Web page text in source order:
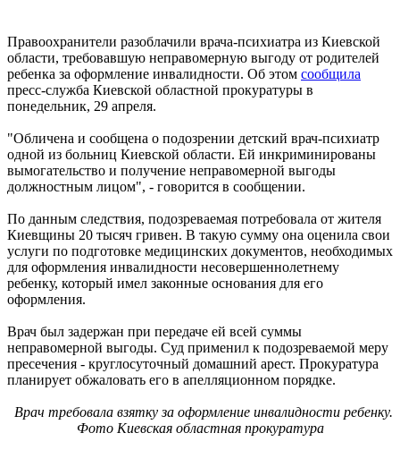
Правоохранители разоблачили врача-психиатра из Киевской
области, требовавшую неправомерную выгоду от родителей
ребенка за оформление инвалидности. Об этом сообщила
пресс-служба Киевской областной прокуратуры в
понедельник, 29 апреля.
"Обличена и сообщена о подозрении детский врач-психиатр
одной из больниц Киевской области. Ей инкриминированы
вымогательство и получение неправомерной выгоды
должностным лицом", - говорится в сообщении.
По данным следствия, подозреваемая потребовала от жителя
Киевщины 20 тысяч гривен. В такую сумму она оценила свои
услуги по подготовке медицинских документов, необходимых
для оформления инвалидности несовершеннолетнему
ребенку, который имел законные основания для его
оформления.
Врач был задержан при передаче ей всей суммы
неправомерной выгоды. Суд применил к подозреваемой меру
пресечения - круглосуточный домашний арест. Прокуратура
планирует обжаловать его в апелляционном порядке.
Врач требовала взятку за оформление инвалидности ребенку.
Фото Киевская областная прокуратура